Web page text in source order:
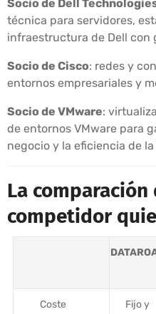
Socio de Dell
técnica para servidores,
infraestructura de Dell con
Socio de Cisco: redes y
entornos empresariales y
Socio de VMware:
de entornos VMware para
negocio y la eficiencia de
La
competidor
Coste
Fijo y